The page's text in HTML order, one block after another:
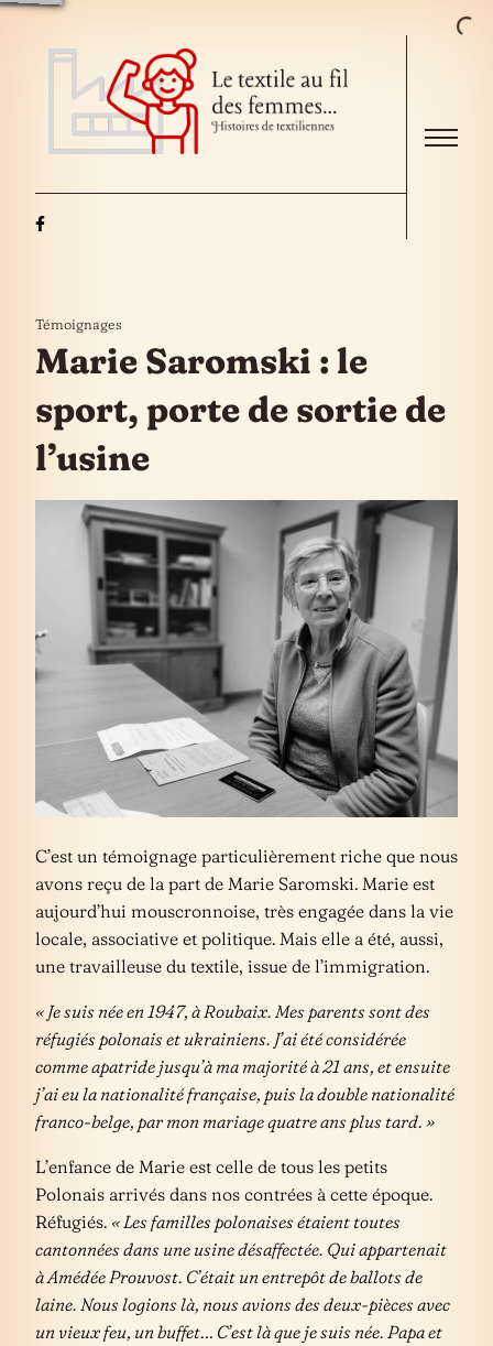
Skip to the content
Témoignages
Marie Saromski : le
sport, porte de sortie de
l’usine
C’est un témoignage particulièrement riche que nous
avons reçu de la part de Marie Saromski. Marie est
aujourd’hui mouscronnoise, très engagée dans la vie
locale, associative et politique. Mais elle a été, aussi,
une travailleuse du textile, issue de l’immigration.
« Je suis née en 1947, à Roubaix. Mes parents sont des
réfugiés polonais et ukrainiens. J’ai été considérée
comme apatride jusqu’à ma majorité à 21 ans, et ensuite
j’ai eu la nationalité française, puis la double nationalité
franco-belge, par mon mariage quatre ans plus tard. »
L’enfance de Marie est celle de tous les petits
Polonais arrivés dans nos contrées à cette époque.
Réfugiés. « Les familles polonaises étaient toutes
cantonnées dans une usine désaffectée. Qui appartenait
à Amédée Prouvost. C’était un entrepôt de ballots de
laine. Nous logions là, nous avions des deux-pièces avec
un vieux feu, un buffet… C’est là que je suis née. Papa et